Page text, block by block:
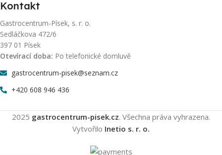
Kontakt
Gastrocentrum-Písek, s. r. o.
Sedláčkova 472/6
397 01 Písek
Otevírací doba: Po telefonické domluvě
gastrocentrum-pisek@seznam.cz
+420 608 946 436
2025 gastrocentrum-pisek.cz. Všechna práva vyhrazena.
Vytvořilo Inetio s. r. o.